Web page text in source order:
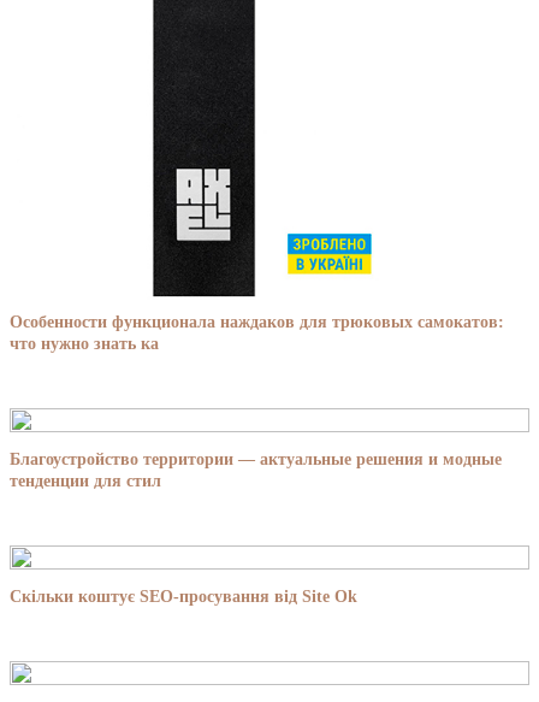
Особенности функционала наждаков для трюковых самокатов:
что нужно знать ка
Благоустройство территории — актуальные решения и модные
тенденции для стил
Скільки коштує SEO-просування від Site Ok